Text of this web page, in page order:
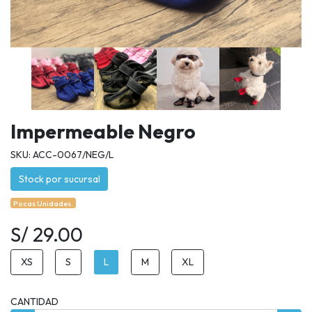
Impermeable Negro
SKU: ACC-0067/NEG/L
Stock por sucursal
Pocas Unidades.
S/ 29.00
XS S L M XL
CANTIDAD